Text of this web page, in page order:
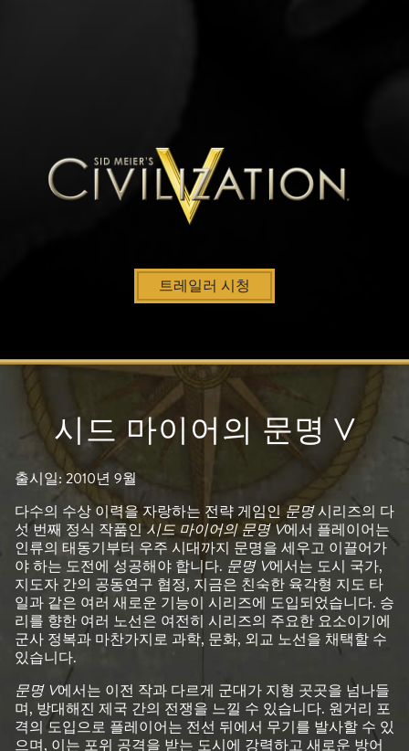
트레일러 시청
시드 마이어의 문명 V
출시일: 2010년 9월
다수의 수상 이력을 자랑하는 전략 게임인 문명시리즈의 다
섯 번째 정식 작품인시드 마이어의 문명 V에서 플레이어는
인류의 태동기부터 우주 시대까지 문명을 세우고 이끌어가
야 하는 도전에 성공해야 합니다. 문명 V에서는 도시 국가,
지도자 간의 공동연구 협정, 지금은 친숙한 육각형 지도 타
일과 같은 여러 새로운 기능이 시리즈에 도입되었습니다. 승
리를 향한 여러 노선은 여전히 시리즈의 주요한 요소이기에
군사 정복과 마찬가지로 과학, 문화, 외교 노선을 채택할 수
있습니다.
문명 V에서는 이전 작과 다르게 군대가 지형 곳곳을 넘나들
며, 방대해진 제국 간의 전쟁을 느낄 수 있습니다. 원거리 포
격의 도입으로 플레이어는 전선 뒤에서 무기를 발사할 수 있
으며, 이는 포위 공격을 받는 도시에 강력하고 새로운 방어